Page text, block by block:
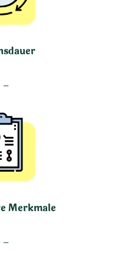
–
Merkmale
–